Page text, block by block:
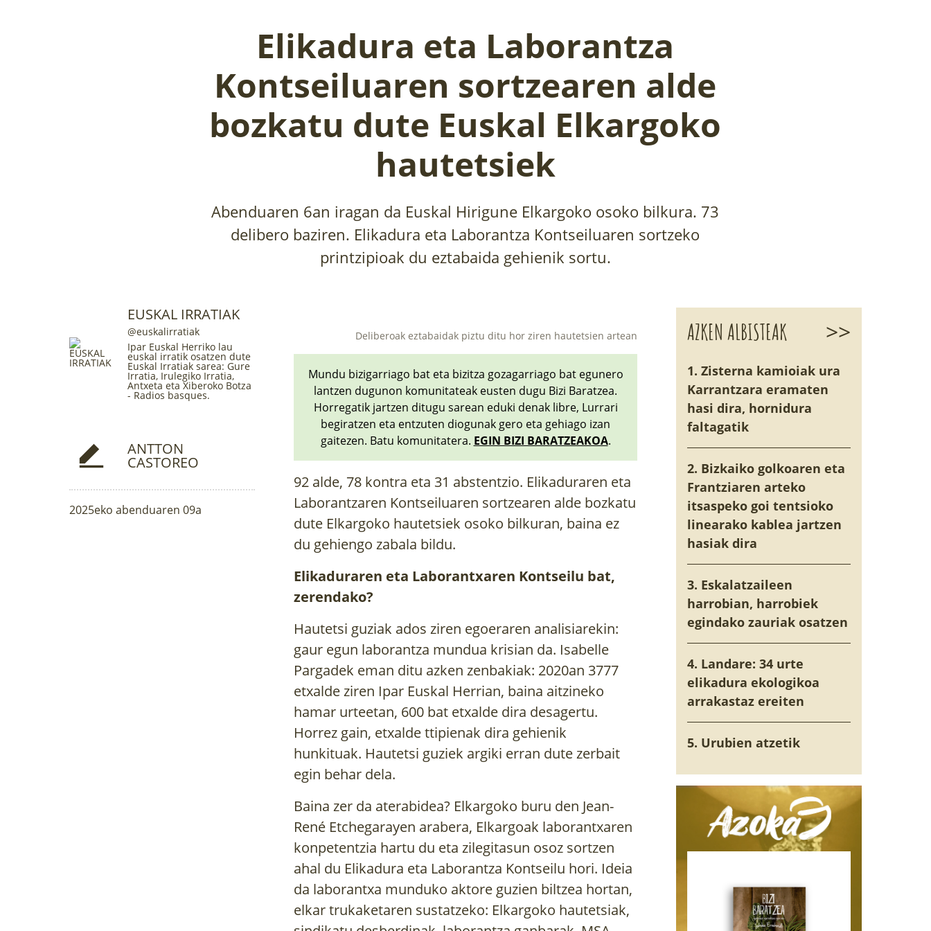
Elikadura eta Laborantza
Kontseiluaren sortzearen alde
bozkatu dute Euskal Elkargoko
hautetsiek
Abenduaren 6an iragan da Euskal Hirigune Elkargoko osoko bilkura. 73
delibero baziren. Elikadura eta Laborantza Kontseiluaren sortzeko
printzipioak du eztabaida gehienik sortu.
EUSKAL IRRATIAK
@euskalirratiak
Ipar Euskal Herriko lau
euskal irratik osatzen dute
Euskal Irratiak sarea: Gure
Irratia, Irulegiko Irratia,
Antxeta eta Xiberoko Botza
- Radios basques.
ANTTON
CASTOREO
2025eko abenduaren 09a
Deliberoak eztabaidak piztu ditu hor ziren hautetsien artean
Mundu bizigarriago bat eta bizitza gozagarriago bat egunero
lantzen dugunon komunitateak eusten dugu Bizi Baratzea.
Horregatik jartzen ditugu sarean eduki denak libre, Lurrari
begiratzen eta entzuten diogunak gero eta gehiago izan
gaitezen. Batu komunitatera. EGIN BIZI BARATZEAKOA.
92 alde, 78 kontra eta 31 abstentzio. Elikaduraren eta
Laborantzaren Kontseiluaren sortzearen alde bozkatu
dute Elkargoko hautetsiek osoko bilkuran, baina ez
du gehiengo zabala bildu.
Elikaduraren eta Laborantxaren Kontseilu bat,
zerendako?
Hautetsi guziak ados ziren egoeraren analisiarekin:
gaur egun laborantza mundua krisian da. Isabelle
Pargadek eman ditu azken zenbakiak: 2020an 3777
etxalde ziren Ipar Euskal Herrian, baina aitzineko
hamar urteetan, 600 bat etxalde dira desagertu.
Horrez gain, etxalde ttipienak dira gehienik
hunkituak. Hautetsi guziek argiki erran dute zerbait
egin behar dela.
Baina zer da aterabidea? Elkargoko buru den Jean-
René Etchegarayen arabera, Elkargoak laborantxaren
konpetentzia hartu du eta zilegitasun osoz sortzen
ahal du Elikadura eta Laborantza Kontseilu hori. Ideia
da laborantxa munduko aktore guzien biltzea hortan,
elkar trukaketaren sustatzeko: Elkargoko hautetsiak,
AZKEN ALBISTEAK >>
1. Zisterna kamioiak ura
Karrantzara eramaten
hasi dira, hornidura
faltagatik
2. Bizkaiko golkoaren eta
Frantziaren arteko
itsaspeko goi tentsioko
linearako kablea jartzen
hasiak dira
3. Eskalatzaileen
harrobian, harrobiek
egindako zauriak osatzen
4. Landare: 34 urte
elikadura ekologikoa
arrakastaz ereiten
5. Urubien atzetik